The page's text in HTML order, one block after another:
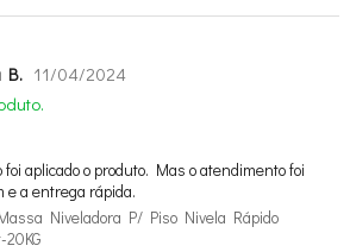
B. 11/04/2024
foi aplicado o produto. Mas o atendimento foi
e a entrega rápida.
Niveladora P/ Piso Nivela Rápido